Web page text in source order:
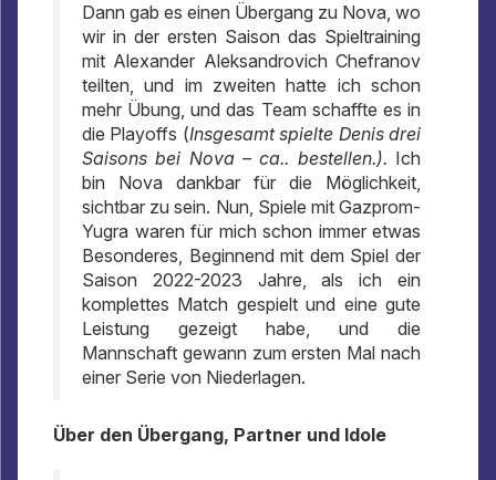
Dann gab es einen Übergang zu Nova, wo
wir in der ersten Saison das Spieltraining
mit Alexander Aleksandrovich Chefranov
teilten, und im zweiten hatte ich schon
mehr Übung, und das Team schaffte es in
die Playoffs (Insgesamt spielte Denis drei
Saisons bei Nova – ca.. bestellen.). Ich
bin Nova dankbar für die Möglichkeit,
sichtbar zu sein. Nun, Spiele mit Gazprom-
Yugra waren für mich schon immer etwas
Besonderes, Beginnend mit dem Spiel der
Saison 2022-2023 Jahre, als ich ein
komplettes Match gespielt und eine gute
Leistung gezeigt habe, und die
Mannschaft gewann zum ersten Mal nach
einer Serie von Niederlagen.
Über den Übergang, Partner und Idole